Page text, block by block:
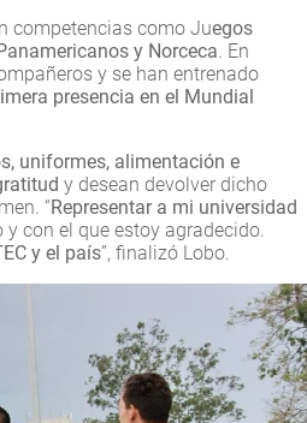
competencias como Juegos
y Norceca. En
y se han entrenado
presencia en el Mundial
uniformes, alimentación e
y desean devolver dicho
“Representar a mi universidad
y con el que estoy agradecido.
y el país”, finalizó Lobo.